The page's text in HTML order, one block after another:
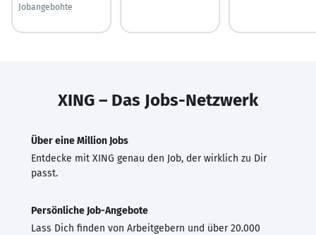
Jobangebohte
XING – Das Jobs-Netzwerk
Über eine Million Jobs
Entdecke mit XING genau den Job, der wirklich zu Dir
passt.
Persönliche Job-Angebote
Lass Dich finden von Arbeitgebern und über 20.000